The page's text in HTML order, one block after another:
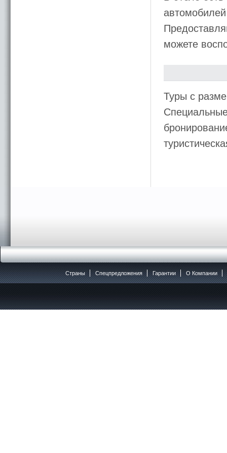
можете
Туры с
Страны Спецпредложения Гарантии O Компании